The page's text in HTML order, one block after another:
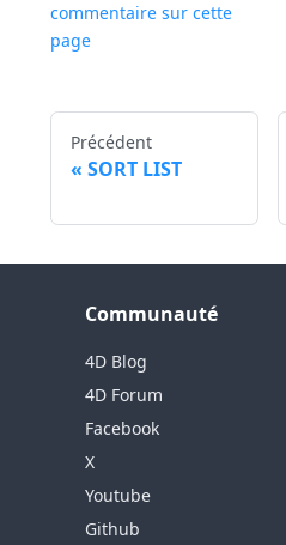
commentaire sur cette
page
Précédent
SORT LIST
Communauté
4D Blog
4D Forum
Facebook
X
Youtube
Github